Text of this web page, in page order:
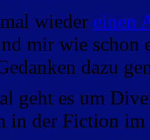
wieder einen
mir wie schon
dazu
geht es um
in der Fiction